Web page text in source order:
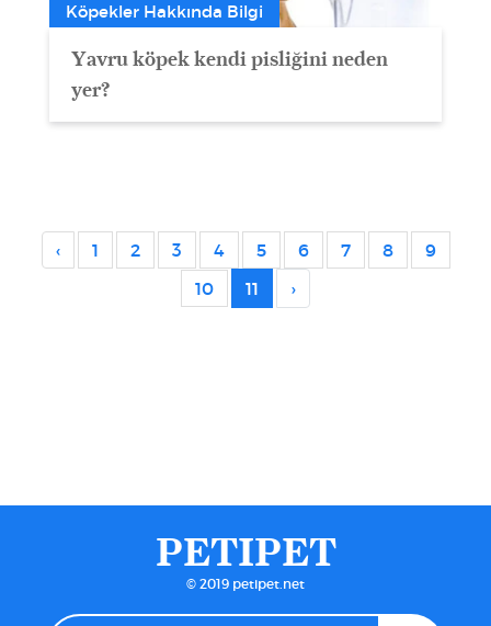
Köpekler Hakkında Bilgi
Yavru köpek kendi pisliğini neden
yer?
‹ 1 2 3 4 5 6 7 8
9
10
11 ›
PETIPET
© 2019 petipet.net